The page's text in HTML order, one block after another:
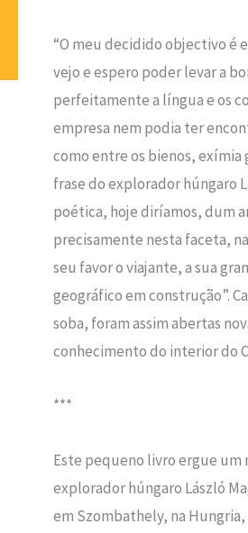
“O meu decidido objectivo é
vejo e espero poder levar a
perfeitamente a língua e os
empresa nem podia ter
como entre os bienos, exímia
frase do explorador húngaro
poética, hoje diríamos, dum
precisamente nesta faceta,
seu favor o viajante, a sua
geográfico em construção”.
soba, foram assim abertas
conhecimento do interior do
***
Este pequeno livro ergue um
explorador húngaro László
em Szombathely, na